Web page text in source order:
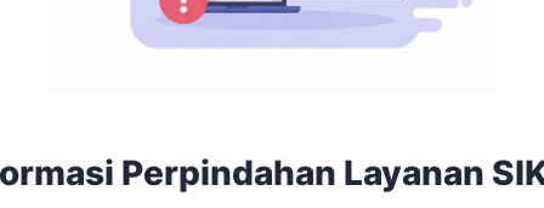
Perpindahan Layanan